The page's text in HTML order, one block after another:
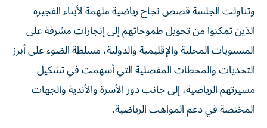
وتناولت الجلسة قصص نجاح رياضية ملهمة لأبناء الفجيرة
الذين تمكنوا من تحويل طموحاتهم إلى إنجازات مشرفة على
المستويات المحلية والإقليمية والدولية، مسلطة الضوء على أبرز
التحديات والمحطات المفصلية التي أسهمت في تشكيل
مسيرتهم الرياضية، إلى جانب دور الأسرة والأندية والجهات
المختصة في دعم المواهب الرياضية.